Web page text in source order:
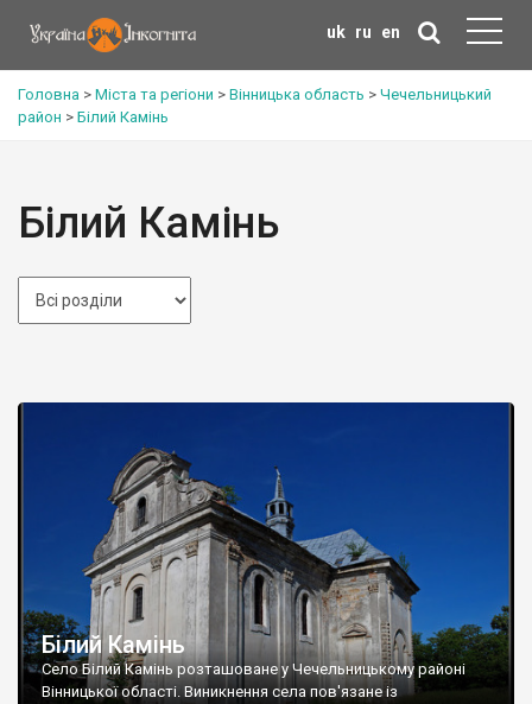
uk ru en
Головна > Міста та регіони > Вінницька область > Чечельницький
район > Білий Камінь
Білий Камінь
Білий Камінь
Село Білий Камінь розташоване у Чечельницькому районі
Вінницької області. Виникнення села пов'язане із